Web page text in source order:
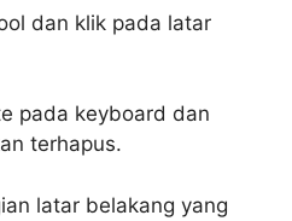
dan klik pada latar
pada keyboard dan
terhapus.
latar belakang yang